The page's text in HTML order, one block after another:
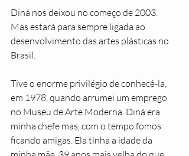
Diná nos deixou no começo de 2003.
Mas estará para sempre ligada ao
desenvolvimento das artes plásticas no
Brasil.
Tive o enorme privilégio de conhecê-la,
em 1978, quando arrumei um emprego
no Museu de Arte Moderna. Diná era
minha chefe mas, com o tempo fomos
ficando amigas. Ela tinha a idade da